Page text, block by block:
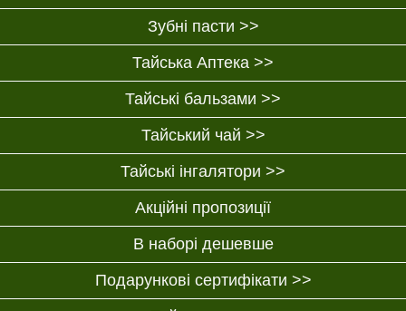
Зубні пасти >>
Тайська Аптека >>
Тайські бальзами >>
Тайський чай >>
Тайські інгалятори >>
Акційні пропозиції
В наборі дешевше
Подарункові сертифікати >>